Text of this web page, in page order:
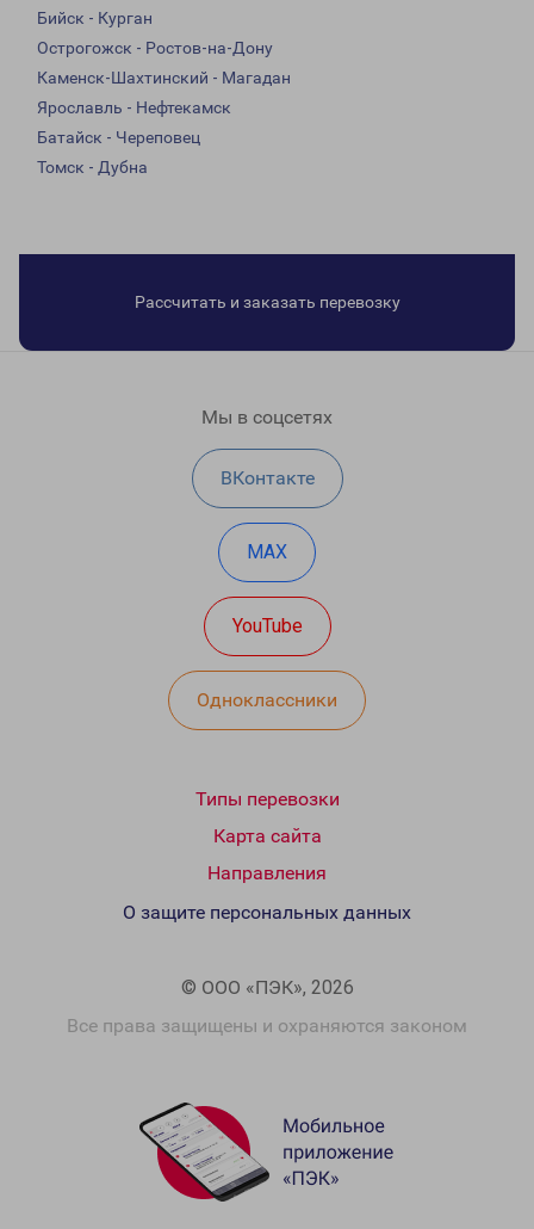
Бийск - Курган
Острогожск - Ростов-на-Дону
Каменск-Шахтинский - Магадан
Ярославль - Нефтекамск
Батайск - Череповец
Томск - Дубна
Рассчитать и заказать перевозку
Мы в соцсетях
ВКонтакте
MAX
YouTube
Одноклассники
Типы перевозки
Карта сайта
Направления
© ООО «ПЭК», 2026
Все права защищены и охраняются законом
О защите персональных данных